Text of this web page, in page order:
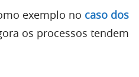
exemplo no caso dos
os processos tendem